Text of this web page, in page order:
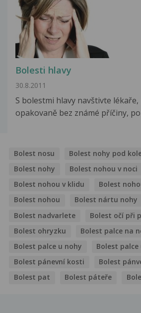
Bolesti hlavy
30.8.2011
S bolestmi hlavy navštivte
opakovaně bez známé příčiny,
Bolest nosu
Bolest nohy pod
Bolest nohy
Bolest nohou v noci
Bolest nohou v klidu
Bolest
Bolest nohou
Bolest nártu nohy
Bolest nadvarlete
Bolest očí při
Bolest ohryzku
Bolest palce na
Bolest palce u nohy
Bolest palce
Bolest pánevní kosti
Bolest
Bolest pat
Bolest páteře